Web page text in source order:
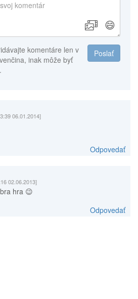
😄
Poslať
komentáre len v
inak môže byť
06.01.2014]
Odpovedať
02.06.2013]
hra 😉
Odpovedať